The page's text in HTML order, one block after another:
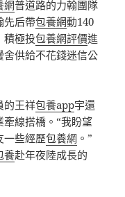
網普道路的力翰團隊
先后帶包養網動140
積極投包養網評價進
舍供給不花錢迷信公
的王祥包養app宇還
線搭橋。“我盼望
一些經歷包養網 。”
養赴年夜陸成長的